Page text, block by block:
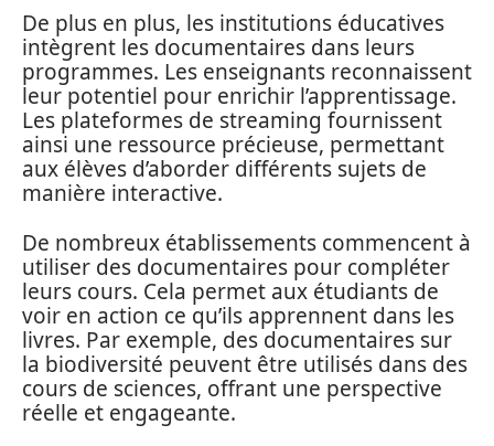
De plus en plus, les institutions éducatives
intègrent les documentaires dans leurs
programmes. Les enseignants reconnaissent
leur potentiel pour enrichir l’apprentissage.
Les plateformes de streaming fournissent
ainsi une ressource précieuse, permettant
aux élèves d’aborder différents sujets de
manière interactive.
De nombreux établissements commencent à
utiliser des documentaires pour compléter
leurs cours. Cela permet aux étudiants de
voir en action ce qu’ils apprennent dans les
livres. Par exemple, des documentaires sur
la biodiversité peuvent être utilisés dans des
cours de sciences, offrant une perspective
réelle et engageante.